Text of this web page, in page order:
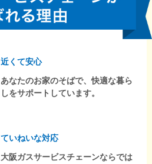
近くて安心
あなたのお家のそばで、快適な暮ら
しをサポートしています。
ていねいな対応
大阪ガスサービスチェーンならでは